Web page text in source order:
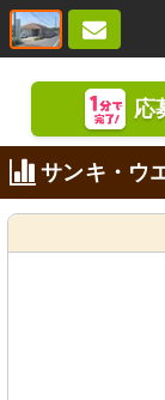
応
サンキ・ウ